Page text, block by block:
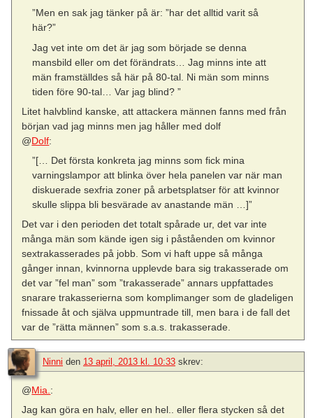
”Men en sak jag tänker på är: ”har det alltid varit så
här?”
Jag vet inte om det är jag som började se denna
mansbild eller om det förändrats… Jag minns inte att
män framställdes så här på 80-tal. Ni män som minns
tiden före 90-tal… Var jag blind? ”
Litet halvblind kanske, att attackera männen fanns med från
början vad jag minns men jag håller med dolf
@Dolf:
”[… Det första konkreta jag minns som fick mina
varningslampor att blinka över hela panelen var när man
diskuerade sexfria zoner på arbetsplatser för att kvinnor
skulle slippa bli besvärade av anastande män …]”
Det var i den perioden det totalt spårade ur, det var inte
många män som kände igen sig i påståenden om kvinnor
sextrakasserades på jobb. Som vi haft uppe så många
gånger innan, kvinnorna upplevde bara sig trakasserade om
det var ”fel man” som ”trakasserade” annars uppfattades
snarare trakasserierna som komplimanger som de gladeligen
fnissade åt och själva uppmuntrade till, men bara i de fall det
var de ”rätta männen” som s.a.s. trakasserade.
Ninni den 13 april, 2013 kl. 10:33 skrev:
@Mia. :
Jag kan göra en halv, eller en hel.. eller flera stycken så det